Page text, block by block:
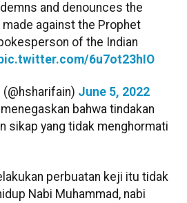
and denounces the
against the Prophet
of the Indian
6u7ot23hIO
June 5, 2022
bahwa tindakan
sikap yang tidak menghormati
perbuatan keji itu tidak
Nabi Muhammad, nabi